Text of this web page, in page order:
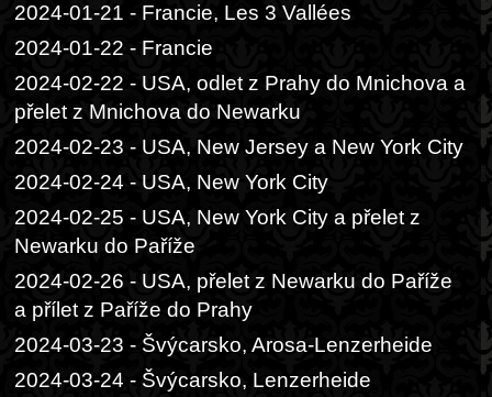
2024-01-21 - Francie, Les 3 Vallées
2024-01-22 - Francie
2024-02-22 - USA, odlet z Prahy do Mnichova a
přelet z Mnichova do Newarku
2024-02-23 - USA, New Jersey a New York City
2024-02-24 - USA, New York City
2024-02-25 - USA, New York City a přelet z
Newarku do Paříže
2024-02-26 - USA, přelet z Newarku do Paříže
a přílet z Paříže do Prahy
2024-03-23 - Švýcarsko, Arosa-Lenzerheide
2024-03-24 - Švýcarsko, Lenzerheide